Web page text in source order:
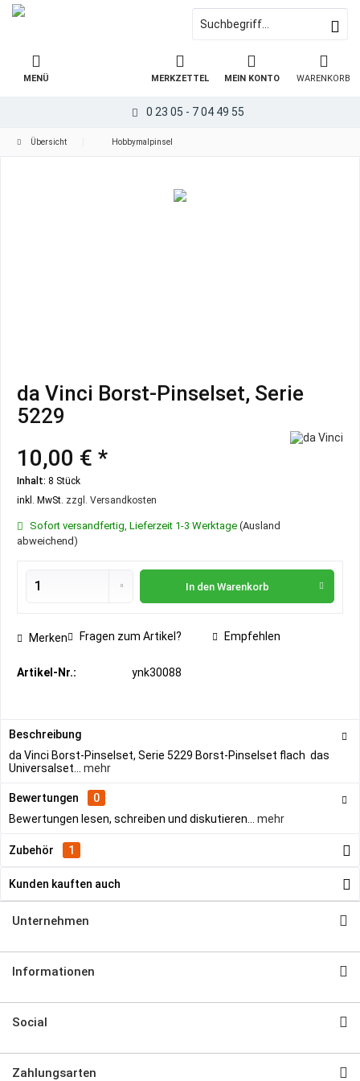
0 23 05 - 7 04 49 55
WARENKORB
MERKZETTEL MEIN KONTO
MENÜ
Übersicht Hobbymalpinsel
da Vinci Borst-Pinselset, Serie
5229
10,00 € *
Inhalt: 8 Stück
inkl. MwSt. zzgl. Versandkosten
Sofort versandfertig, Lieferzeit 1-3 Werktage (Ausland
abweichend)
In den Warenkorb
Merken Fragen zum Artikel? Empfehlen
Artikel-Nr.: ynk30088
Beschreibung
da Vinci Borst-Pinselset, Serie 5229 Borst-Pinselset flach das
Universalset...
mehr
Bewertungen
0
Bewertungen lesen, schreiben und diskutieren...
mehr
Zubehör 1
Kunden kauften auch
Unternehmen
Informationen
Social
Zahlungsarten